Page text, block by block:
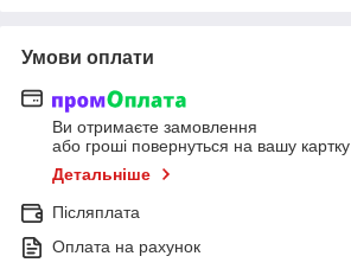
Умови оплати
Ви отримаєте замовлення
або гроші повернуться на вашу картку
Детальніше
Післяплата
Оплата на рахунок